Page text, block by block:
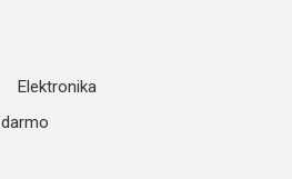
Elektronika